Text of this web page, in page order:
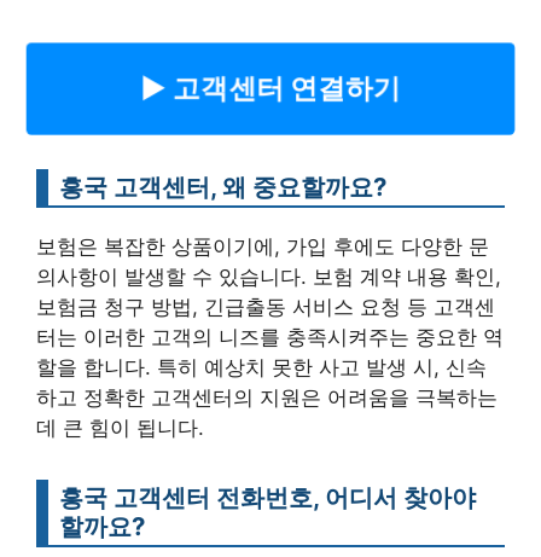
▶︎ 고객센터 연결하기
흥국 고객센터, 왜 중요할까요?
보험은 복잡한 상품이기에, 가입 후에도 다양한 문
의사항이 발생할 수 있습니다. 보험 계약 내용 확인,
보험금 청구 방법, 긴급출동 서비스 요청 등 고객센
터는 이러한 고객의 니즈를 충족시켜주는 중요한 역
할을 합니다. 특히 예상치 못한 사고 발생 시, 신속
하고 정확한 고객센터의 지원은 어려움을 극복하는
데 큰 힘이 됩니다.
흥국 고객센터 전화번호, 어디서 찾아야
할까요?